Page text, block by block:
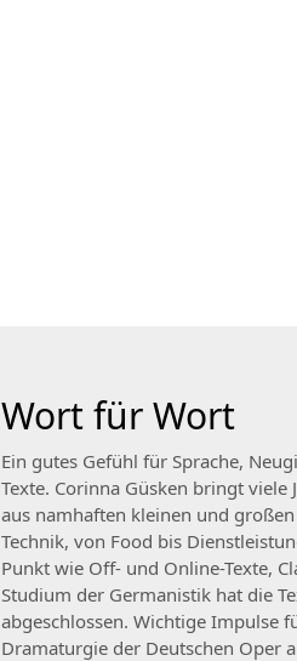
Wort für Wort
Ein gutes Gefühl für Sprache,
Texte. Corinna Güsken bringt
aus namhaften kleinen und
Technik, von Food bis
Punkt wie Off- und Online-Texte,
Studium der Germanistik hat die
abgeschlossen. Wichtige Impulse
Dramaturgie der Deutschen Oper